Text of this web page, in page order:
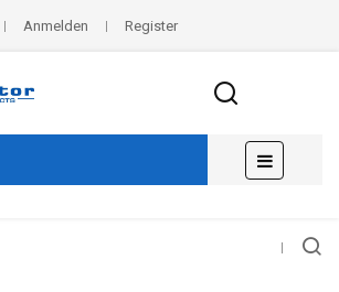
Anmelden Register
der
☰